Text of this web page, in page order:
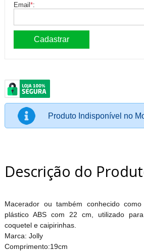
Email*:
Produto Indisponível no
Descrição do
Macerador ou também conhecido
plástico ABS com 22 cm, utilizado
coquetel e caipirinhas.
Marca: Jolly
Comprimento:19cm